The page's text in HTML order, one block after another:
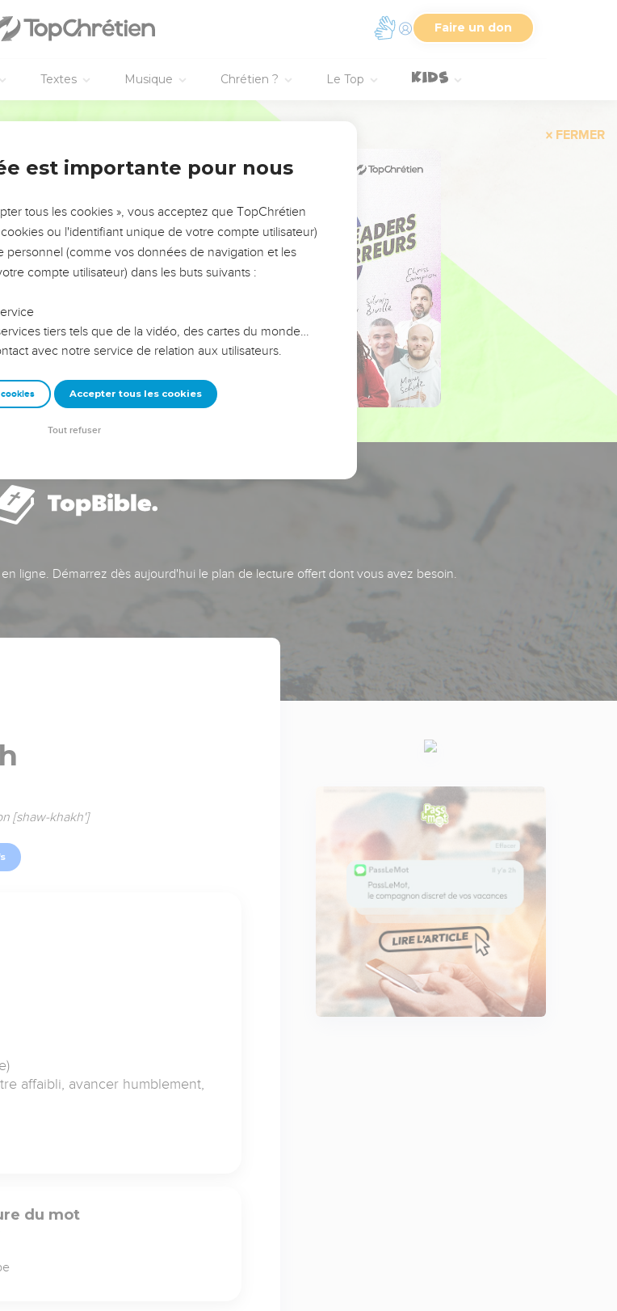
Faire un don
Textes Musique Chrétien ? Le Top
FERMER
!
ou leur vision. Mais on voit
alors même que ce sont
sur les erreurs
afin que leurs erreurs
un groupe ou une famille,
ligne. Démarrez dès aujourd'hui le plan de lecture offert dont vous avez besoin.
[shaw-khakh']
affaibli, avancer humblement,
du mot
est importante pour nous
tous les cookies », vous acceptez que TopChrétien
ou l'identifiant unique de votre compte utilisateur)
personnel (comme vos données de navigation et les
compte utilisateur) dans les buts suivants :
tiers tels que de la vidéo, des cartes du monde…
avec notre service de relation aux utilisateurs.
Accepter tous les cookies
Tout refuser